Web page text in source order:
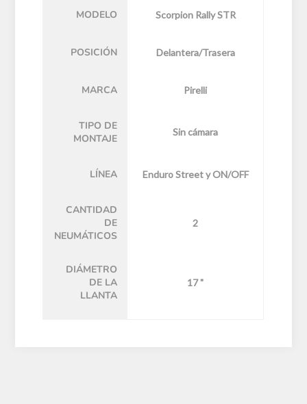
MODELO Scorpion Rally STR
POSICIÓN Delantera/Trasera
MARCA Pirelli
TIPO DE
MONTAJE
Sin cámara
LÍNEA Enduro Street y ON/OFF
CANTIDAD
DE
NEUMÁTICOS
2
DIÁMETRO
DE LA
LLANTA
17 "